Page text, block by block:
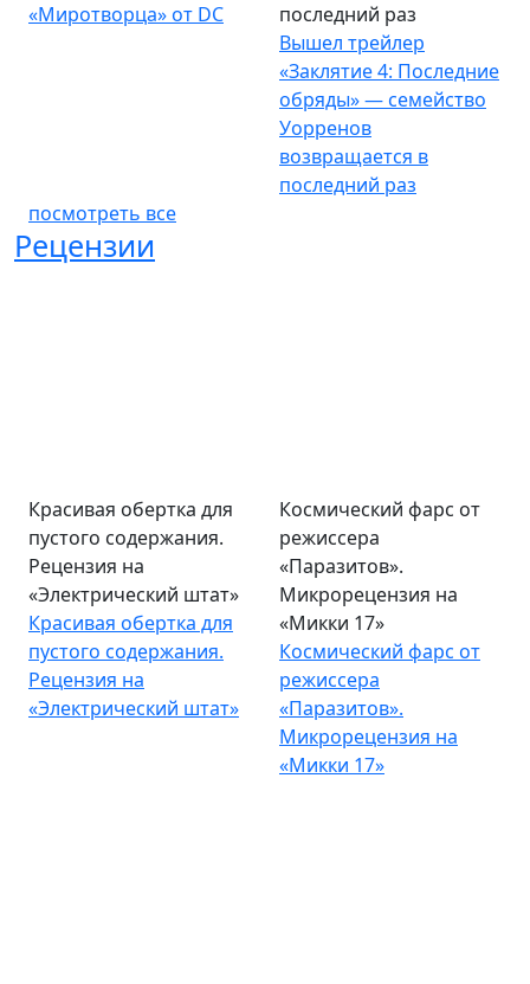
«Миротворца» от DC
последний раз
Вышел трейлер
«Заклятие 4: Последние
обряды» — семейство
Уорренов
возвращается в
последний раз
посмотреть все
Рецензии
Красивая обертка для
пустого содержания.
Рецензия на
«Электрический штат»
Красивая обертка для
пустого содержания.
Рецензия на
«Электрический штат»
Космический фарс от
режиссера
«Паразитов».
Микрорецензия на
«Микки 17»
Космический фарс от
режиссера
«Паразитов».
Микрорецензия на
«Микки 17»